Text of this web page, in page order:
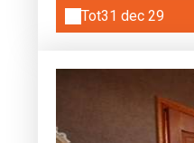
Tot31 dec 29